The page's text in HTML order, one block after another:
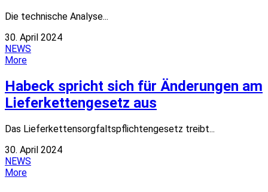
Die technische Analyse...
30. April 2024
NEWS
More
Habeck spricht sich für Änderungen am
Lieferkettengesetz aus
Das Lieferkettensorgfaltspflichtengesetz treibt...
30. April 2024
NEWS
More